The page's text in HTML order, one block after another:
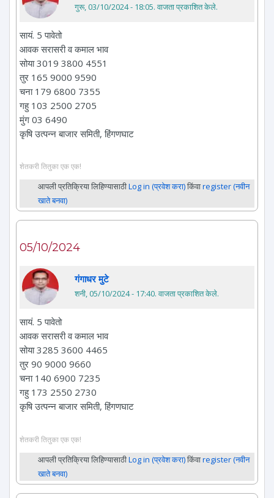
गुरू, 03/10/2024 - 18:05. वाजता प्रकाशित केले.
सायं. 5 पावेतो
आवक सरासरी व कमाल भाव
सोया 3019 3800 4551
तुर 165 9000 9590
चना 179 6800 7355
गहु 103 2500 2705
मुंग 03 6490
कृषि उत्पन्न बाजार समिती, हिंगणघाट
शेतकरी तितुका एक एक!
आपली प्रतिक्रिया लिहिण्यासाठीLog in (प्रवेश करा)किंवाregister (नवीन
खाते बनवा)
05/10/2024
गंगाधर मुटे
शनी, 05/10/2024 - 17:40. वाजता प्रकाशित केले.
सायं. 5 पावेतो
आवक सरासरी व कमाल भाव
सोया 3285 3600 4465
तुर 90 9000 9660
चना 140 6900 7235
गहु 173 2550 2730
कृषि उत्पन्न बाजार समिती, हिंगणघाट
शेतकरी तितुका एक एक!
आपली प्रतिक्रिया लिहिण्यासाठीLog in (प्रवेश करा)किंवाregister (नवीन
खाते बनवा)